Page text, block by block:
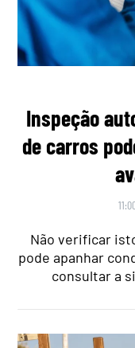
Inspeção
de carros
Não verificar
pode apanhar
consultar a